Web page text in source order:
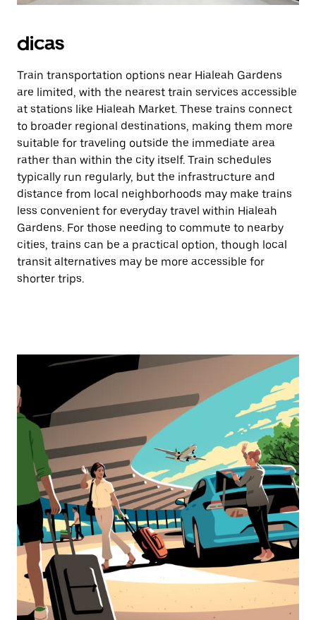
dicas
Train transportation options near Hialeah Gardens
are limited, with the nearest train services accessible
at stations like Hialeah Market. These trains connect
to broader regional destinations, making them more
suitable for traveling outside the immediate area
rather than within the city itself. Train schedules
typically run regularly, but the infrastructure and
distance from local neighborhoods may make trains
less convenient for everyday travel within Hialeah
Gardens. For those needing to commute to nearby
cities, trains can be a practical option, though local
transit alternatives may be more accessible for
shorter trips.